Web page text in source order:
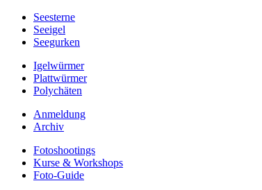
Seesterne
Seeigel
Seegurken
Igelwürmer
Plattwürmer
Polychäten
Anmeldung
Archiv
Fotoshootings
Kurse & Workshops
Foto-Guide